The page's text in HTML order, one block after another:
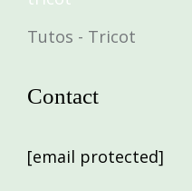
Tutos - Tricot
Contact
[email protected]